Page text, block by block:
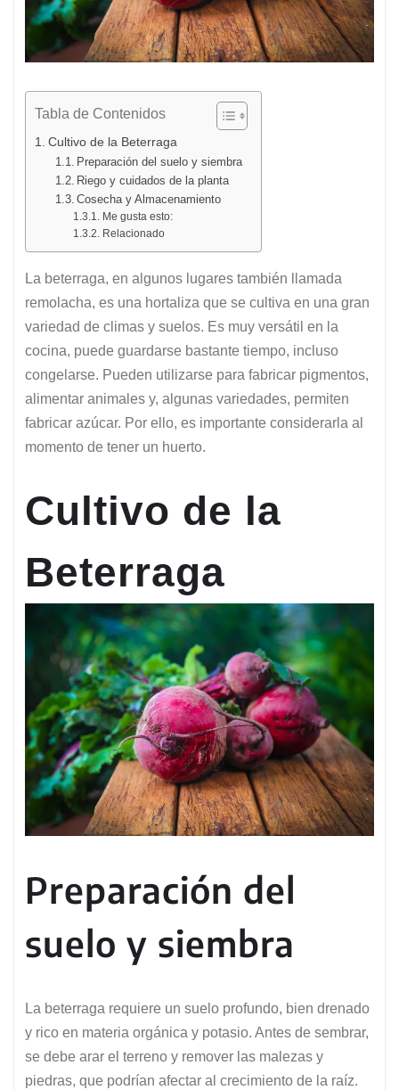
Tabla de Contenidos
Cultivo de la Beterraga
Preparación del suelo y siembra
Riego y cuidados de la planta
Cosecha y Almacenamiento
Me gusta esto:
Relacionado
La beterraga, en algunos lugares también llamada
remolacha, es una hortaliza que se cultiva en una gran
variedad de climas y suelos. Es muy versátil en la
cocina, puede guardarse bastante tiempo, incluso
congelarse. Pueden utilizarse para fabricar pigmentos,
alimentar animales y, algunas variedades, permiten
fabricar azúcar. Por ello, es importante considerarla al
momento de tener un huerto.
Cultivo de la
Beterraga
Preparación del
suelo y siembra
La beterraga requiere un suelo profundo, bien drenado
y rico en materia orgánica y potasio. Antes de sembrar,
se debe arar el terreno y remover las malezas y
piedras, que podrían afectar al crecimiento de la raíz.